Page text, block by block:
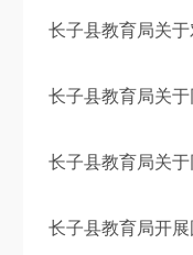
长子县教育局关
长子县教育局关
长子县教育局关
长子县教育局开